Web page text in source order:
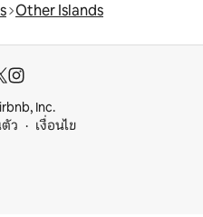
Other Islands
Inc.
ว
เงื่อนไข